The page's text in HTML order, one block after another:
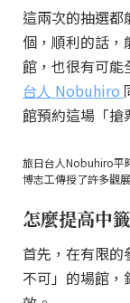
這兩次的抽選都
個，順利的話，
館，也很有可能
台人 Nobuhiro
館預約這場「搶
旅日台人Nobuhiro平
博志工傳授了許多觀
怎麼提高中
首先，在有限的
不可」的場館